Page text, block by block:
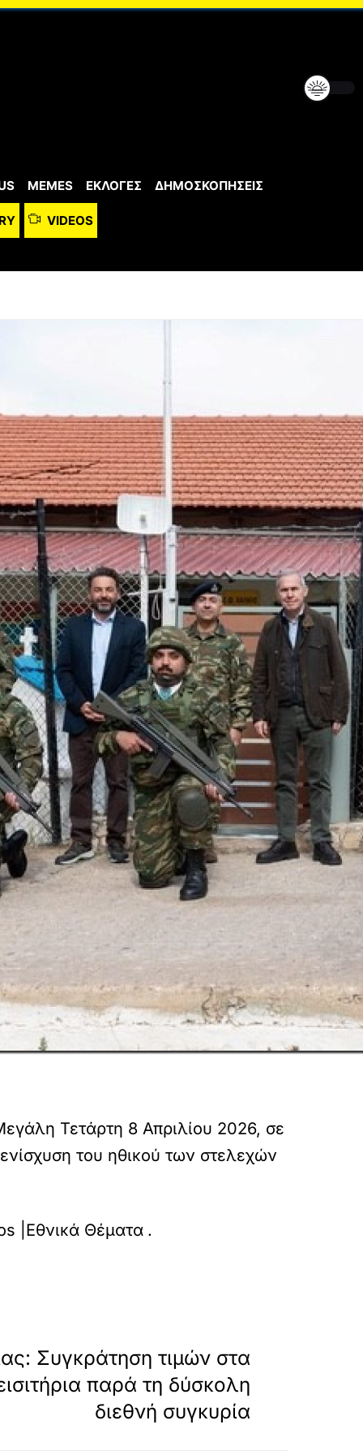
MEMES ΕΚΛΟΓΕΣ ΔΗΜΟΣΚΟΠΗΣΕΙΣ
VIDEOS
Τετάρτη 8 Απριλίου 2026, σε
του ηθικού των στελεχών
stirixis-sta-stelechi/
|Εθνικά Θέματα .
Συγκράτηση τιμών στα
παρά τη δύσκολη
διεθνή συγκυρία